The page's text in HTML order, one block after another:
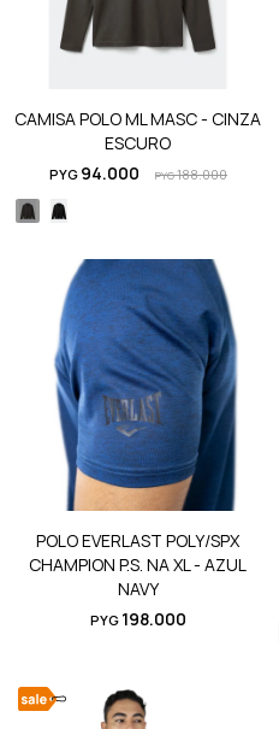
CAMISA POLO ML MASC - CINZA
ESCURO
PYG 94.000 PYG188.000
POLO EVERLAST POLY/SPX
CHAMPION P.S. NA XL - AZUL
NAVY
PYG 198.000